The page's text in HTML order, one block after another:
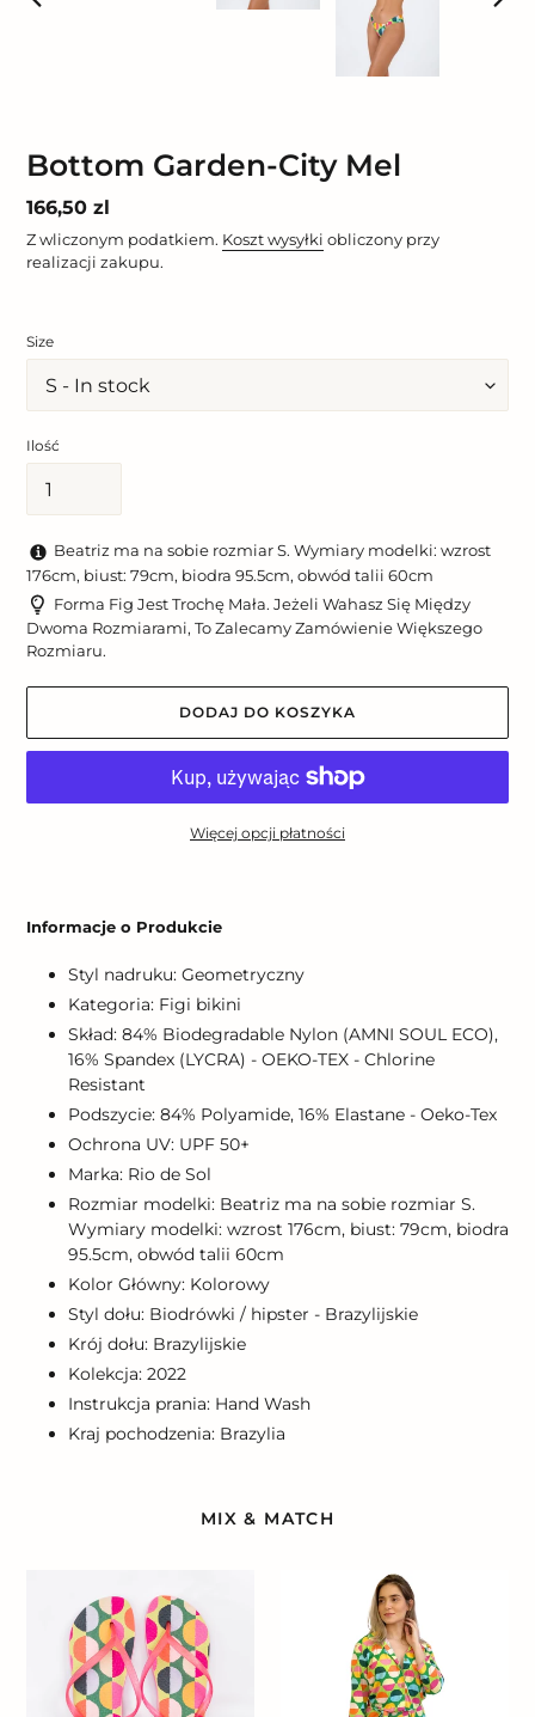
Bottom Garden-City Mel
Cena
regularna
166,50 zl
Z wliczonym podatkiem. Koszt wysyłki obliczony przy
realizacji zakupu.
Size
Ilość
Beatriz ma na sobie rozmiar S. Wymiary modelki: wzrost
176cm, biust: 79cm, biodra 95.5cm, obwód talii 60cm
Forma Fig Jest Trochę Mała. Jeżeli Wahasz Się Między
Dwoma Rozmiarami, To Zalecamy Zamówienie Większego
Rozmiaru.
DODAJ DO KOSZYKA
Więcej opcji płatności
do
Informacje o Produkcie
Styl nadruku: Geometryczny
Kategoria: Figi bikini
Skład: 84% Biodegradable Nylon (AMNI SOUL ECO),
16% Spandex (LYCRA) - OEKO-TEX - Chlorine
Resistant
Podszycie: 84% Polyamide, 16% Elastane - Oeko-Tex
Ochrona UV: UPF 50+
Marka: Rio de Sol
Rozmiar modelki: Beatriz ma na sobie rozmiar S.
Wymiary modelki: wzrost 176cm, biust: 79cm, biodra
95.5cm, obwód talii 60cm
Kolor Główny: Kolorowy
Styl dołu: Biodrówki / hipster - Brazylijskie
Krój dołu: Brazylijskie
Kolekcja: 2022
Instrukcja prania: Hand Wash
Kraj pochodzenia: Brazylia
MIX & MATCH